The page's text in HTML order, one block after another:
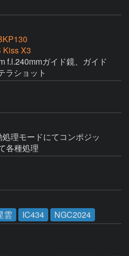
Kiss X3
f.l.240mmガイド鏡、ガイド
ラショット
理モードにてコンポジッ
各種処理
雲 IC434 NGC2024